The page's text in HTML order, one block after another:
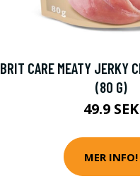
BRIT CARE MEATY JERKY
(80 G)
49.9 SEK
MER INFO!